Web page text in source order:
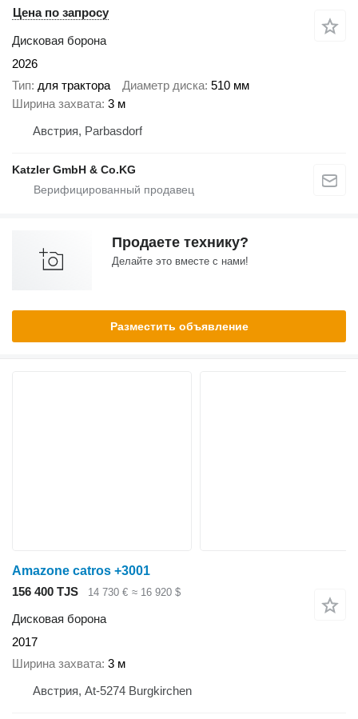
Цена по запросу
Дисковая борона
2026
Тип для трактора Диаметр диска 510 мм
Ширина захвата 3 м
Австрия, Parbasdorf
Katzler GmbH & Co.KG
Продаете технику?
Делайте это вместе с нами!
Разместить объявление
Amazone catros +3001
156 400 TJS
14 730 € ≈ 16 920 $
Дисковая борона
2017
Ширина захвата 3 м
Австрия, At-5274 Burgkirchen